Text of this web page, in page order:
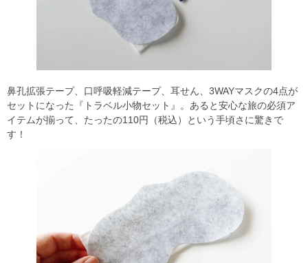
鼻孔拡張テープ、口呼吸軽減テープ、耳せん、3WAYマスクの4点が
セットになった『トラベル小物セット』。あると安心な旅の必須ア
イテムが揃って、たったの110円（税込）という手頃さに驚きで
す！